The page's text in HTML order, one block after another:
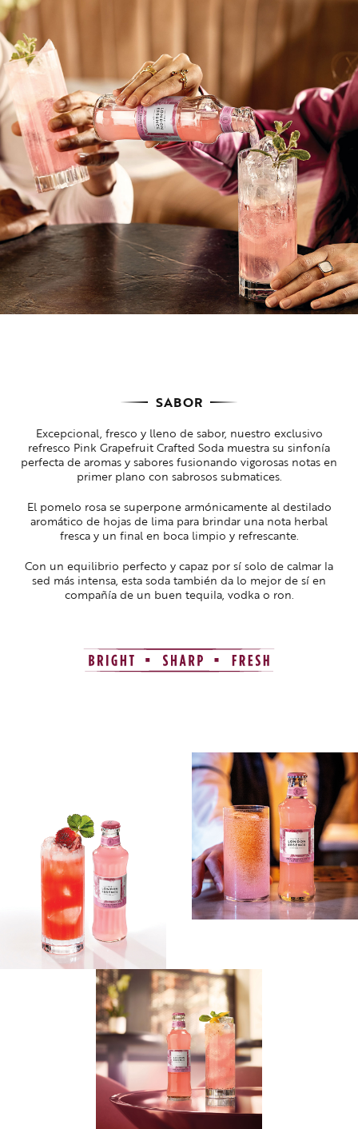
SABOR
Excepcional, fresco y lleno de sabor, nuestro exclusivo
refresco Pink Grapefruit Crafted Soda muestra su sinfonía
perfecta de aromas y sabores fusionando vigorosas notas en
primer plano con sabrosos submatices.
El pomelo rosa se superpone armónicamente al destilado
aromático de hojas de lima para brindar una nota herbal
fresca y un final en boca limpio y refrescante.
Con un equilibrio perfecto y capaz por sí solo de calmar la
sed más intensa, esta soda también da lo mejor de sí en
compañía de un buen tequila, vodka o ron.